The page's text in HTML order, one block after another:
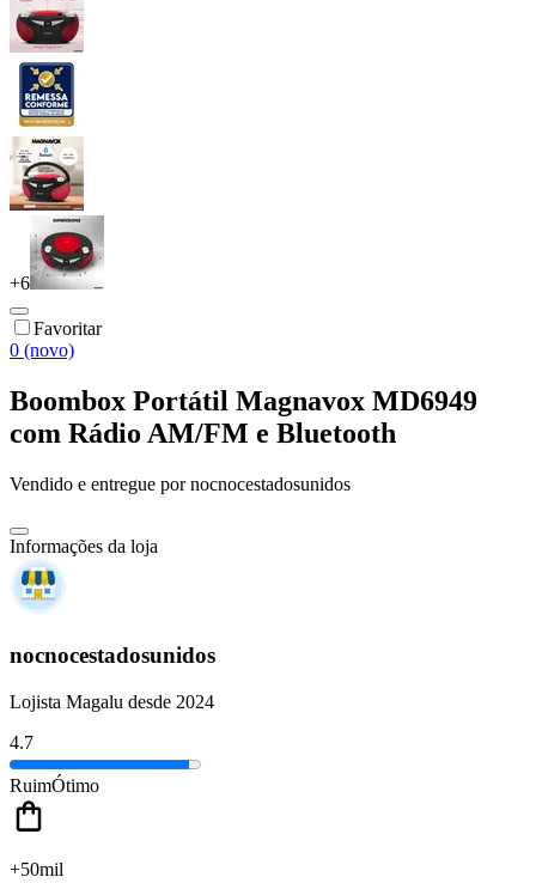
+6
Favoritar
0 (novo)
Boombox Portátil Magnavox MD6949
com Rádio AM/FM e Bluetooth
Vendido e entregue por nocnocestadosunidos
Informações da loja
nocnocestadosunidos
Lojista Magalu desde 2024
4.7
RuimÓtimo
+50mil